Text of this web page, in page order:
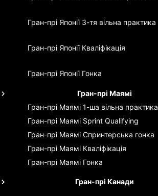
Гран-прі Японії 3-тя вільна практика
Гран-прі Японії Кваліфікація
Гран-прі Японії Гонка
Гран-прі Маямі
Гран-прі Маямі 1-ша вільна практика
Гран-прі Маямі Sprint Qualifying
Гран-прі Маямі Спринтерська гонка
Гран-прі Маямі Кваліфікація
Гран-прі Маямі Гонка
Гран-прі Канади